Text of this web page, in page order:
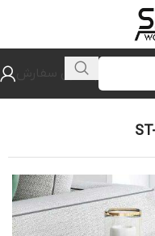
پیگیری سفارش
خانه/